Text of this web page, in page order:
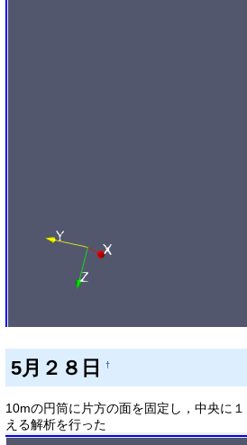
5月２８日 †
10mの円筒に片方の面を固定し，中央に
える解析を行った